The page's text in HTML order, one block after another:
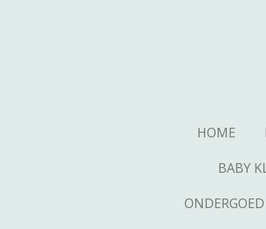
HOME
BABY